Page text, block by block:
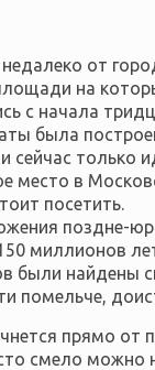
от
на
с начала
была
сейчас только
место в
посетить.
поздне-
миллионов
были найдены
помельче,
прямо от
смело можно